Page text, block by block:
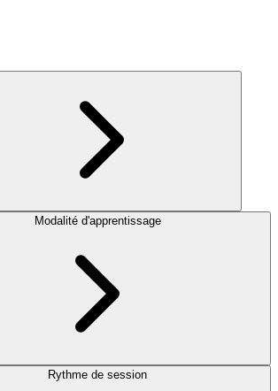
Modalité d'apprentissage
Rythme de session